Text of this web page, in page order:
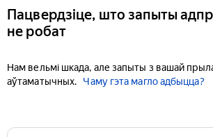
Пацвердзіце, што запыты
не робат
Нам вельмі шкада, але запыты з вашай
аўтаматычных.
Чаму гэта магло адбыцца?